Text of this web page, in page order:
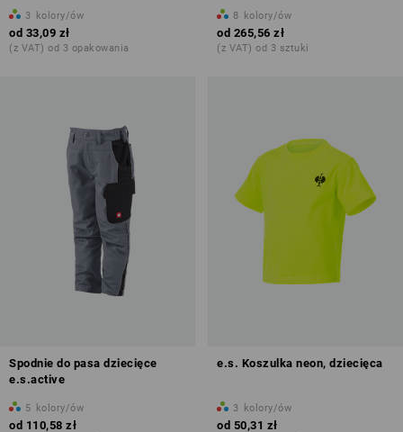
3 kolory/ów
od 33,09 zł
(z VAT) od 3 opakowania
8 kolory/ów
od 265,56 zł
(z VAT) od 3 sztuki
Spodnie do pasa dziecięce
e.s.active
5 kolory/ów
od 110,58 zł
e.s. Koszulka neon, dziecięca
3 kolory/ów
od 50,31 zł